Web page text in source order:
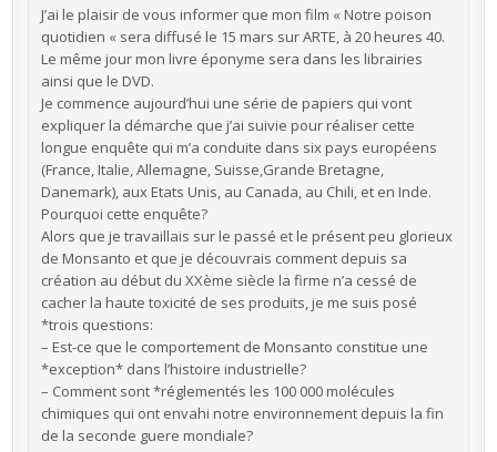
J’ai le plaisir de vous informer que mon film « Notre poison
quotidien « sera diffusé le 15 mars sur ARTE, à 20 heures 40.
Le même jour mon livre éponyme sera dans les librairies
ainsi que le DVD.
Je commence aujourd’hui une série de papiers qui vont
expliquer la démarche que j’ai suivie pour réaliser cette
longue enquête qui m’a conduite dans six pays européens
(France, Italie, Allemagne, Suisse,Grande Bretagne,
Danemark), aux Etats Unis, au Canada, au Chili, et en Inde.
Pourquoi cette enquête?
Alors que je travaillais sur le passé et le présent peu glorieux
de Monsanto et que je découvrais comment depuis sa
création au début du XXème siècle la firme n’a cessé de
cacher la haute toxicité de ses produits, je me suis posé
*trois questions:
– Est-ce que le comportement de Monsanto constitue une
*exception* dans l’histoire industrielle?
– Comment sont *réglementés les 100 000 molécules
chimiques qui ont envahi notre environnement depuis la fin
de la seconde guere mondiale?